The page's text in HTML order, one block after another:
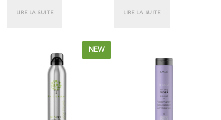
LIRE LA SUITE LIRE LA SUITE
NEW